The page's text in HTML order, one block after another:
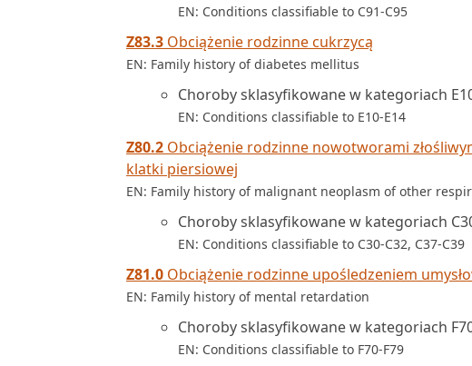
EN: Conditions classifiable to C91-C95
Z83.3 Obciążenie rodzinne cukrzycą
EN: Family history of diabetes mellitus
Choroby sklasyfikowane w kategoriach
EN: Conditions classifiable to E10-E14
Z80.2 Obciążenie rodzinne nowotworami
klatki piersiowej
EN: Family history of malignant neoplasm of other
Choroby sklasyfikowane w kategoriach
EN: Conditions classifiable to C30-C32, C37-C39
Z81.0 Obciążenie rodzinne upośledzeniem
EN: Family history of mental retardation
Choroby sklasyfikowane w kategoriach
EN: Conditions classifiable to F70-F79